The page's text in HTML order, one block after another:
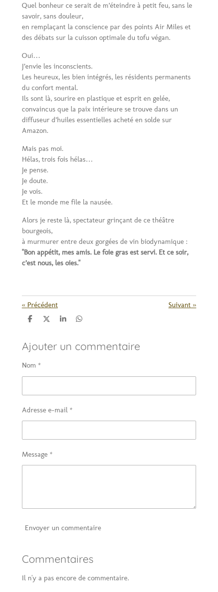
Quel bonheur ce serait de m’éteindre à petit feu, sans le
savoir, sans douleur,
en remplaçant la conscience par des points Air Miles et
des débats sur la cuisson optimale du tofu végan.
Oui…
J’envie les inconscients.
Les heureux, les bien intégrés, les résidents permanents
du confort mental.
Ils sont là, sourire en plastique et esprit en gelée,
convaincus que la paix intérieure se trouve dans un
diffuseur d’huiles essentielles acheté en solde sur
Amazon.
Mais pas moi.
Hélas, trois fois hélas…
Je pense.
Je doute.
Je vois.
Et le monde me file la nausée.
Alors je reste là, spectateur grinçant de ce théâtre
bourgeois,
à murmurer entre deux gorgées de vin biodynamique :
"Bon appétit, mes amis. Le foie gras est servi. Et ce soir,
c’est nous, les oies."
« Précédent Suivant »
P
t
a
e
P
t
a
P
a
P
t
a
Ajouter un commentaire
Nom *
Adresse e-mail *
Message *
Envoyer un commentaire
Commentaires
Il n'y a pas encore de commentaire.